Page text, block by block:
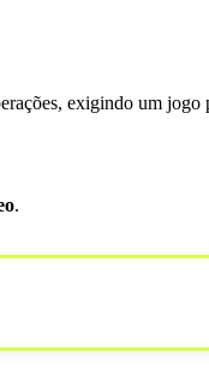
exigindo um jogo
.